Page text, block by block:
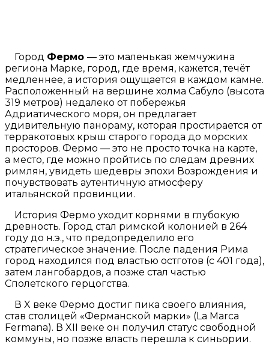
Город Фермо — это маленькая жемчужина
региона Марке, город, где время, кажется, течёт
медленнее, а история ощущается в каждом камне.
Расположенный на вершине холма Сабуло (высота
319 метров) недалеко от побережья
Адриатического моря, он предлагает
удивительную панораму, которая простирается от
терракотовых крыш старого города до морских
просторов. Фермо — это не просто точка на карте,
а место, где можно пройтись по следам древних
римлян, увидеть шедевры эпохи Возрождения и
почувствовать аутентичную атмосферу
итальянской провинции.
История Фермо уходит корнями в глубокую
древность. Город стал римской колонией в 264
году до н.э., что предопределило его
стратегическое значение. После падения Рима
город находился под властью остготов (с 401 года),
затем лангобардов, а позже стал частью
Сполетского герцогства.
В X веке Фермо достиг пика своего влияния,
став столицей «Ферманской марки» (La Marca
Fermana). В XII веке он получил статус свободной
коммуны, но позже власть перешла к синьории.